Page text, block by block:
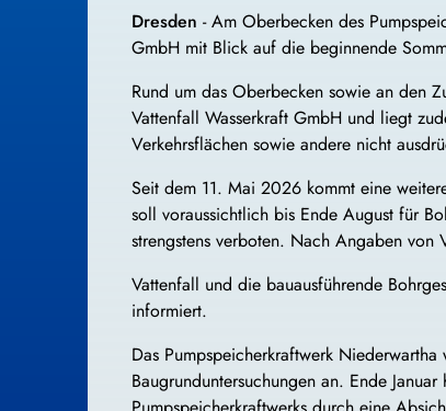
Dresden - Am Oberbecken des
GmbH mit Blick auf die beginnende
Rund um das Oberbecken sowie an den
Vattenfall Wasserkraft GmbH und liegt
Verkehrsflächen sowie andere nicht
Seit dem 11. Mai 2026 kommt eine
soll voraussichtlich bis Ende August für
strengstens verboten. Nach Angaben von
Vattenfall und die bauausführende
informiert.
Das Pumpspeicherkraftwerk
Baugrunduntersuchungen an. Ende